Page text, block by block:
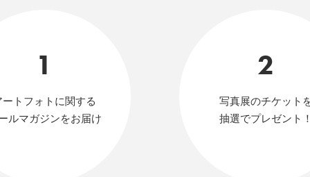
1
ートフォトに関する
ルマガジンをお届け
2
写真展のチケット
抽選でプレゼント